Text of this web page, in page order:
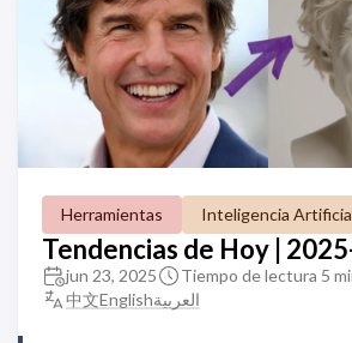
Herramientas Inteligencia
Tendencias de Hoy |
jun 23, 2025
Tiempo de lectura 5
中文Englishالعربية